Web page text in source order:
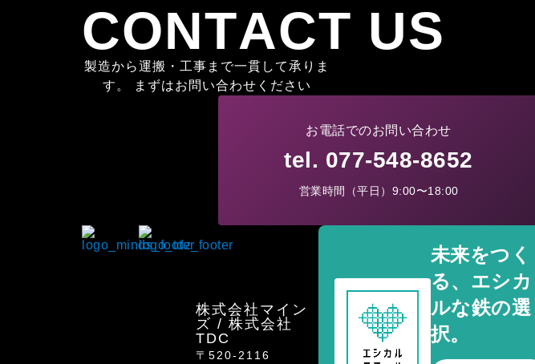
CONTACT US
製造から運搬・工事まで一貫して承りま
す。 まずはお問い合わせください
お電話でのお問い合わせ
tel. 077-548-8652
営業時間（平日）9:00〜18:00
株式会社マイン
ズ / 株式会社
TDC
〒520-2116
未来をつく
る、エシカ
ルな鉄の選
択。